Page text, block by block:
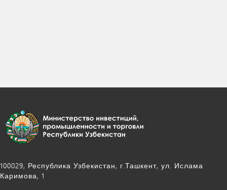
100029, Республика Узбекистан, г.Ташкент, ул. Ислама
Каримова, 1